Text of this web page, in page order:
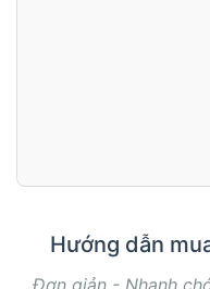
Hướng dẫn
Đơn giản - Nhanh